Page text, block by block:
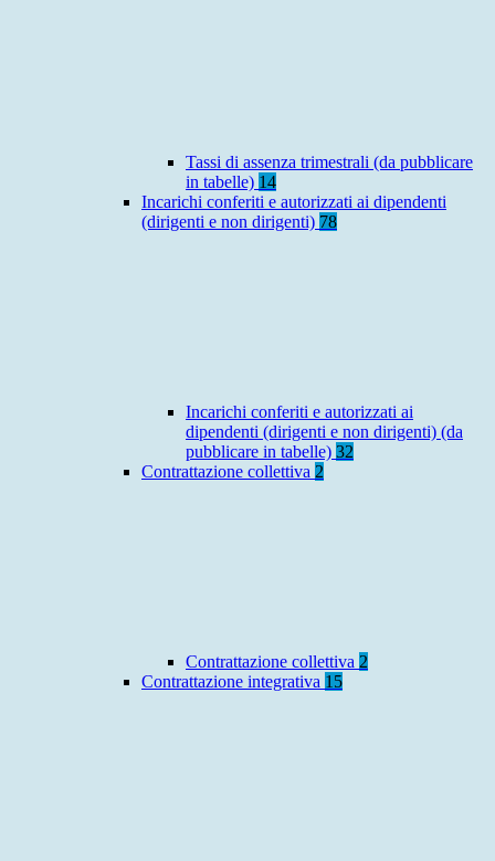
Tassi di assenza trimestrali (da pubblicare
in tabelle) 14
Incarichi conferiti e autorizzati ai dipendenti
(dirigenti e non dirigenti) 78
Incarichi conferiti e autorizzati ai
dipendenti (dirigenti e non dirigenti) (da
pubblicare in tabelle) 32
Contrattazione collettiva 2
Contrattazione collettiva 2
Contrattazione integrativa 15